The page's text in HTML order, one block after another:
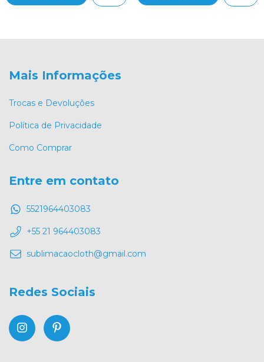
Mais Informações
Trocas e Devoluções
Política de Privacidade
Como Comprar
Entre em contato
5521964403083
+55 21 964403083
sublimacaocloth@gmail.com
Redes Sociais